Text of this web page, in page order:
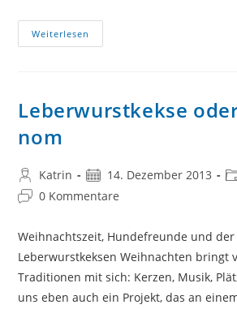
Weiterlesen
Oder
Leberwurstkekse
nom
Beitrags-
Autor:
Katrin
Beitrag
veröffentlicht:
14. Dezember 2013
Beitrags-
0 Kommentare
Weihnachtszeit, Hundefreunde und
Leberwurstkeksen Weihnachten bringt
Traditionen mit sich: Kerzen, Musik,
uns eben auch ein Projekt, das an